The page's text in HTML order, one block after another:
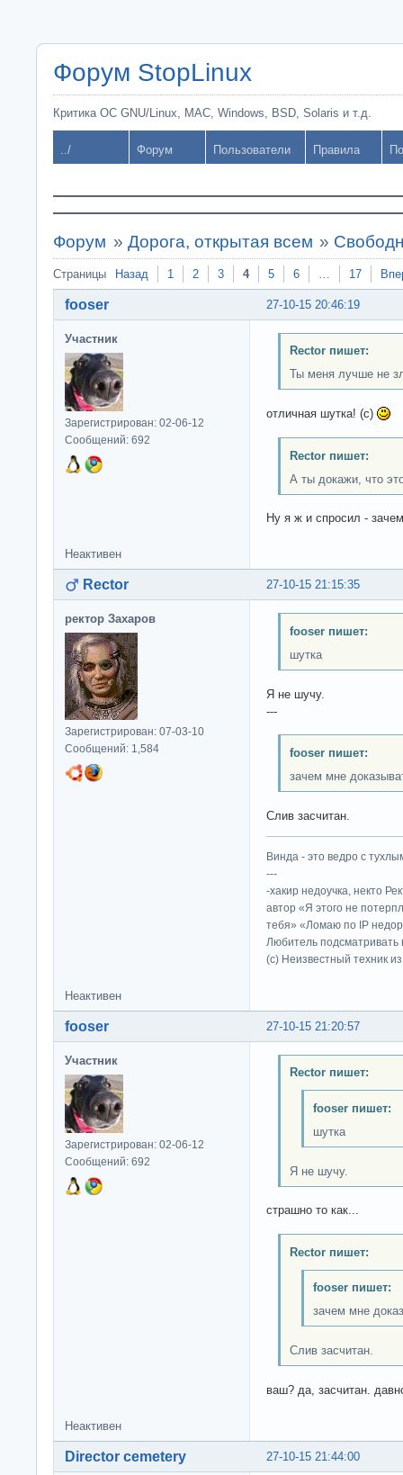
Форум StopLinux
Критика ОС GNU/Linux, MAC, Windows, BSD, Solaris и т.д.
../ Форум Пользователи Правила
Форум » Дорога, открытая всем »
Страницы Назад 1 2 3 4 5 6 … 17
27-10-15 20:46:19
fooser
Участник
Зарегистрирован: 02-06-12
Сообщений: 692
Rector пишет:
Ты меня лучше не
отличная шутка! (с)
Rector пишет:
А ты докажи, что
Ну я ж и спросил -
Неактивен
27-10-15 21:15:35
Rector
ректор Захаров
Зарегистрирован: 07-03-10
Сообщений: 1,584
fooser пишет:
шутка
Я не шучу.
---
fooser пишет:
зачем мне
Слив засчитан.
Винда - это ведро с
---
-хакир недоучка, некто
автор «Я этого не
тебя» «Ломаю по IP
Любитель подсматривать
(c) Неизвестный техник
Неактивен
27-10-15 21:20:57
fooser
Участник
Зарегистрирован: 02-06-12
Сообщений: 692
Rector пишет:
fooser пишет:
шутка
Я не шучу.
страшно то как...
Rector пишет:
fooser пишет:
зачем мне
Слив засчитан.
ваш? да, засчитан.
Неактивен
27-10-15 21:44:00
Director cemetery